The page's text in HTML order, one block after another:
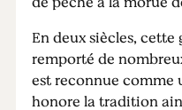
En deux siècles,
remporté de
est reconnue comme
honore la tradition